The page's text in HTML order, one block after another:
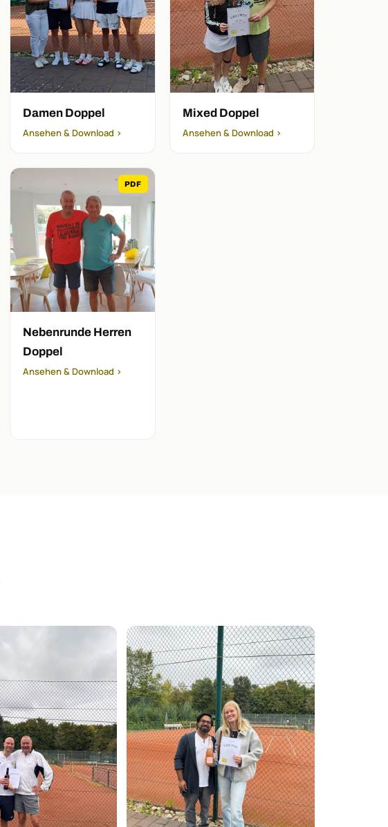
Damen Doppel
Ansehen & Download ›
Mixed Doppel
Ansehen & Download ›
PDF
Nebenrunde Herren
Doppel
Ansehen & Download ›